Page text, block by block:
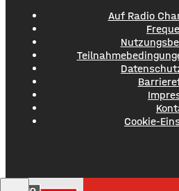
Auf Radio
Cookie-